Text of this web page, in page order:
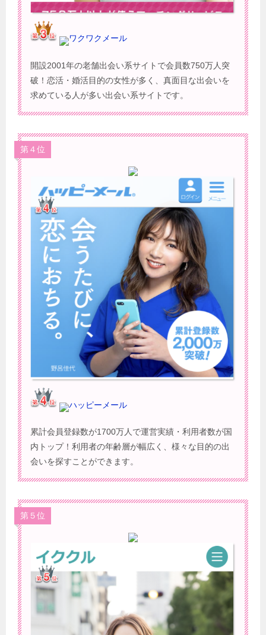
ワクワクメール
開設2001年の老舗出会い系サイトで会員数750万人突
破！恋活・婚活目的の女性が多く、真面目な出会いを
求めている人が多い出会い系サイトです。
第４位
ハッピーメール
累計会員登録数が1700万人で運営実績・利用者数が国
内トップ！利用者の年齢層が幅広く、様々な目的の出
会いを探すことができます。
第５位